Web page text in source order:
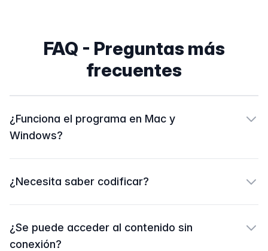
FAQ - Preguntas más
frecuentes
¿Funciona el programa en Mac y
Windows?
¿Necesita saber codificar?
¿Se puede acceder al contenido sin
conexión?